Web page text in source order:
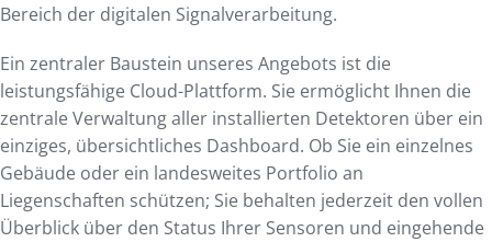
Bereich der digitalen Signalverarbeitung.
Ein zentraler Baustein unseres Angebots ist die
leistungsfähige Cloud-Plattform. Sie ermöglicht Ihnen die
zentrale Verwaltung aller installierten Detektoren über ein
einziges, übersichtliches Dashboard. Ob Sie ein einzelnes
Gebäude oder ein landesweites Portfolio an
Liegenschaften schützen; Sie behalten jederzeit den vollen
Überblick über den Status Ihrer Sensoren und eingehende